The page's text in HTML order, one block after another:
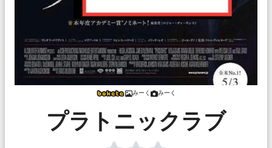
みーく みーく
プラトニックラブ